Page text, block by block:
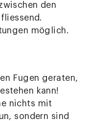
den
möglich.
Fugen geraten,
kann!
nichts mit
sondern sind